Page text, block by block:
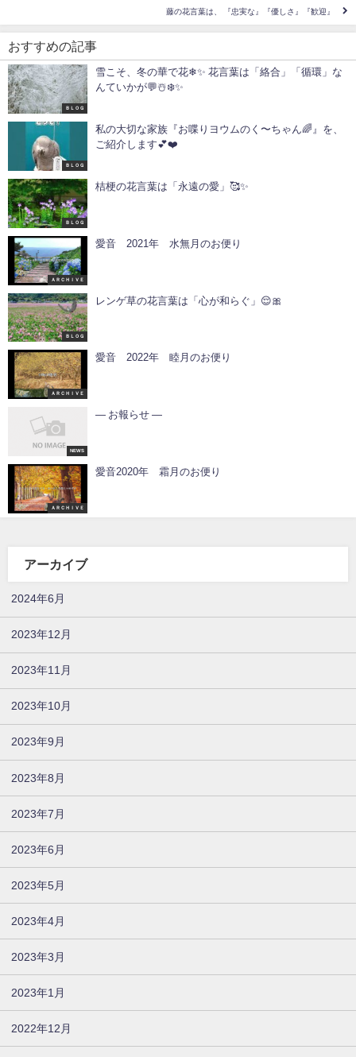
藤の花言葉は、 『忠実な』『優しさ』『歓迎』
おすすめの記事
ＢＬＯＧ
雪こそ、冬の華で花❄✨ 花言葉は「絡合」「循環」な
んていかが💬☃️❄️✨
ＢＬＯＧ
私の大切な家族『お喋りヨウムのく〜ちゃん🌈』を、
ご紹介します💕❤️
ＢＬＯＧ
桔梗の花言葉は「永遠の愛」🥰✨
ＡＲＣＨＩＶＥ
愛音 2021年 水無月のお便り
ＢＬＯＧ
レンゲ草の花言葉は「心が和らぐ」😌🎀
ＡＲＣＨＩＶＥ
愛音 2022年 睦月のお便り
NEWS
— お報らせ —
ＡＲＣＨＩＶＥ
愛音2020年 霜月のお便り
アーカイブ
2024年6月
2023年12月
2023年11月
2023年10月
2023年9月
2023年8月
2023年7月
2023年6月
2023年5月
2023年4月
2023年3月
2023年1月
2022年12月